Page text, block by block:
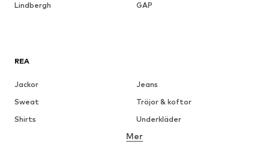
Lindbergh
GAP
REA
Jackor
Jeans
Sweat
Tröjor & koftor
Shirts
Underkläder
Skjortor
Rockar
Kostymer & kavajer
Mer